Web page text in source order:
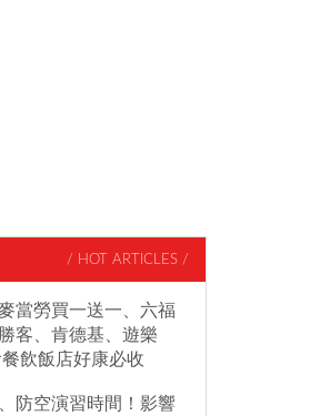
/ HOT ARTICLES /
當勞買一送一、六福
客、肯德基、遊樂
飲飯店好康必收
防空演習時間！影響